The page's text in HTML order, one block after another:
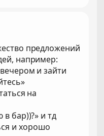
предложений
например:
и зайти
на
бар))?» и тд
и хорошо